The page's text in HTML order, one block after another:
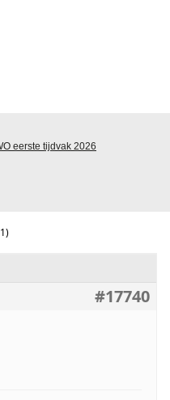
eerste tijdvak 2026
#17740